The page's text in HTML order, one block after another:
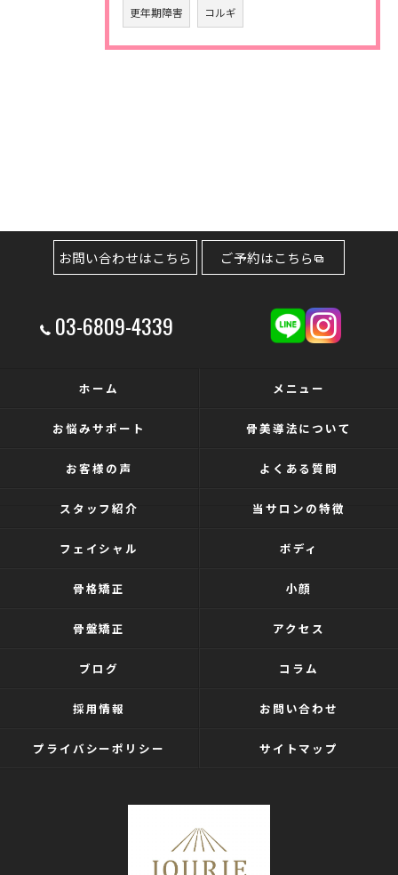
更年期障害 コルギ
03-6809-4339
お問い合わせはこちら ご予約はこちら
ホーム メニュー
お悩みサポート 骨美導法について
お客様の声 よくある質問
スタッフ紹介 当サロンの特徴
フェイシャル ボディ
骨格矯正 小顔
骨盤矯正 アクセス
ブログ コラム
採用情報 お問い合わせ
プライバシーポリシー サイトマップ